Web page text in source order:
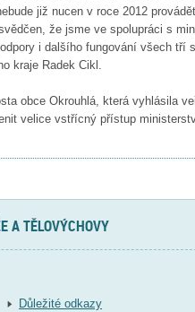
již nucen v roce 2012
že jsme ve spolupráci s
i dalšího fungování všech tří
kraje Radek Cikl.
obce Okrouhlá, která vyhlásila
velice vstřícný přístup
A TĚLOVÝCHOVY
Důležité odkazy